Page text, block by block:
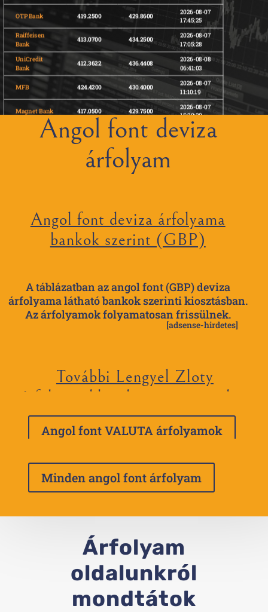
OTP Bank 419.2500 429.8600 2026-08-07
17:45:25
Raiffeisen
Bank
413.0700 434.2500
2026-08-07
17:05:28
UniCredit
Bank
412.3622 436.4408 2026-08-08
06:41:03
MFB 424.4200 430.4000 2026-08-07
11:10:19
Magnet Bank 417.0500 429.7500 2026-08-07
15:20:20
Gránit Bank 419.5700 428.0500
2026-08-07
17:10:17
422.8800 425.6720
Angol font deviza
árfolyam
Angol font deviza árfolyama
bankok szerint (GBP)
A táblázatban az angol font (GBP) deviza
árfolyama látható bankok szerinti kiosztásban.
Az árfolyamok folyamatosan frissülnek.
[adsense-hirdetes]
További Lengyel Zloty
árfolyamokhoz kattints a gombra
Angol font VALUTA árfolyamok
Minden angol font árfolyam
Árfolyam
oldalunkról
mondtátok